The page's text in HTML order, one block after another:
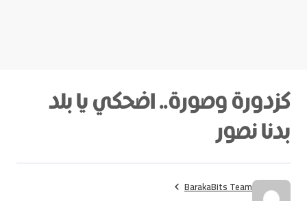
كزدورة وصورة.. اضحكي يا بلد
بدنا نصور
BarakaBits Team